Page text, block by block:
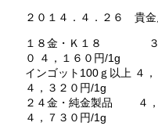
２０１４．４．２６ 貴金
１８金・Ｋ１８ ３
０ ４，１６０円/1g
インゴット100ｇ以上
４，３２０円/1g
２４金・純金製品 ４
４，７３０円/1g